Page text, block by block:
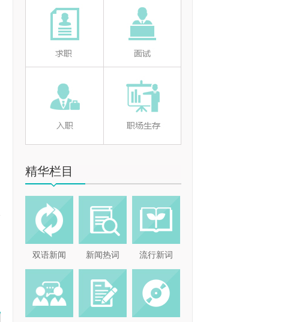
精华栏目
双语新闻 新闻热词 流行新词